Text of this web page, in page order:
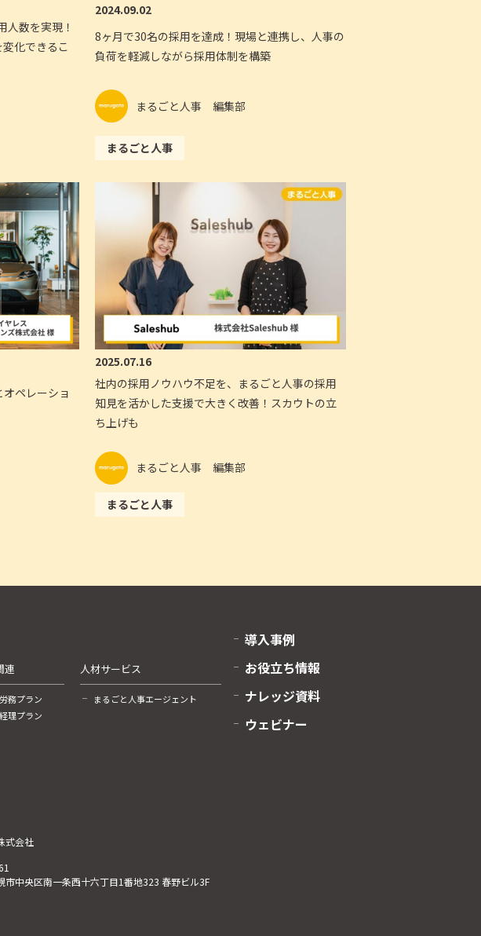
人数を実現！
化できるこ
2024.09.02
8ヶ月で30名の採用を達成！現場と連携し、人事の
負荷を軽減しながら採用体制を構築
まるごと人事 編集部
まるごと人事
ペレーショ
2025.07.16
社内の採用ノウハウ不足を、まるごと人事の採用
知見を活かした支援で大きく改善！スカウトの立
ち上げも
まるごと人事 編集部
まるごと人事
連
務プラン
理プラン
人材サービス
まるごと人事エージェント
導入事例
お役立ち情報
ナレッジ資料
ウェビナー
式会社
市中央区南一条西十六丁目1番地323 春野ビル3F